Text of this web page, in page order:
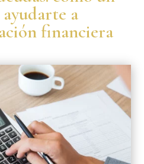
a
financiera